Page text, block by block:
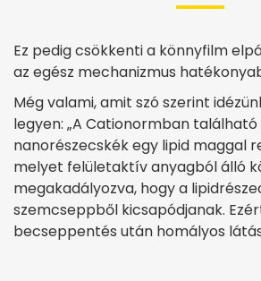
Ez pedig csökkenti a könnyfilm
az egész mechanizmus
Még valami, amit szó szerint
legyen: „A Cationormban
nanorészecskék egy lipid maggal
melyet felületaktív anyagból álló
megakadályozva, hogy a
szemcseppből kicsapódjanak.
becseppentés után homályos